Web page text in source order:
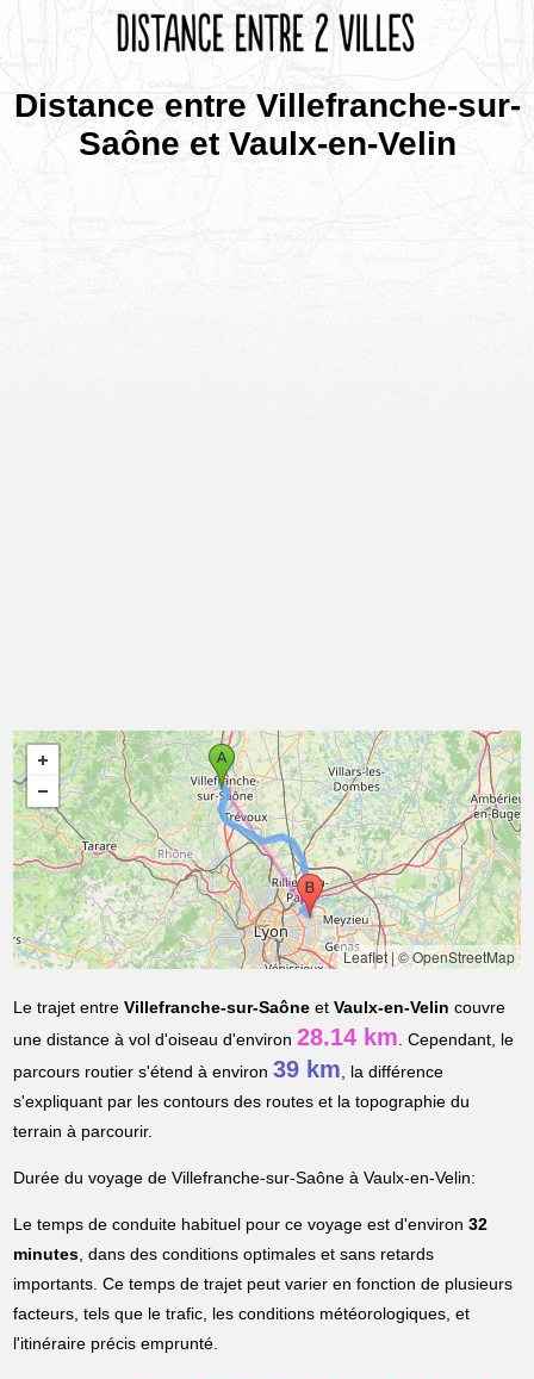
Distance entre Villefranche-sur-
Saône et Vaulx-en-Velin
Leaflet| © OpenStreetMap
Le trajet entreVillefranche-sur-Saône etVaulx-en-Velin couvre
une distance à vol d'oiseau d'environ28.14 km. Cependant, le
parcours routier s'étend à environ39 km, la différence
s'expliquant par les contours des routes et la topographie du
terrain à parcourir.
Durée du voyage de Villefranche-sur-Saône à Vaulx-en-Velin:
Le temps de conduite habituel pour ce voyage est d'environ32
minutes, dans des conditions optimales et sans retards
importants. Ce temps de trajet peut varier en fonction de plusieurs
facteurs, tels que le trafic, les conditions météorologiques, et
l'itinéraire précis emprunté.